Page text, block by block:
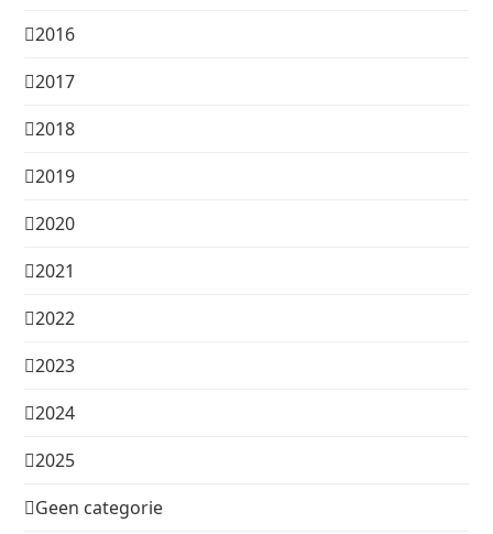
2016
2017
2018
2019
2020
2021
2022
2023
2024
2025
Geen categorie